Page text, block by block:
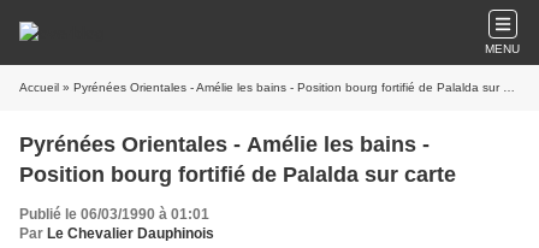
MENU
Accueil » Pyrénées Orientales - Amélie les bains - Position bourg fortifié de Palalda sur carte
Pyrénées Orientales - Amélie les bains -
Position bourg fortifié de Palalda sur carte
Publié le 06/03/1990 à 01:01
Par Le Chevalier Dauphinois